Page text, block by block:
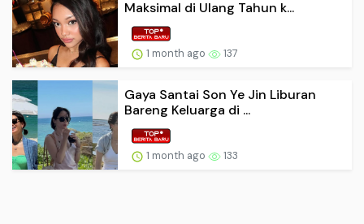
Maksimal di Ulang Tahun k...
1 month ago 137
Gaya Santai Son Ye Jin Liburan
Bareng Keluarga di ...
1 month ago 133